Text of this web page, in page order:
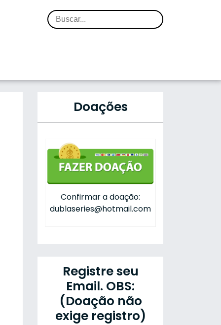
Doações
Confirmar a doação:
dublaseries@hotmail.com
Registre seu
Email. OBS:
(Doação não
exige registro)